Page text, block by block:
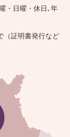
・日曜・休日､年
（証明書発行など